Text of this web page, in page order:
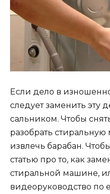
Если дело в
следует заменить эту
сальником. Чтобы
разобрать
извлечь барабан.
статью про то, как
стиральной машине,
видеоруководство по